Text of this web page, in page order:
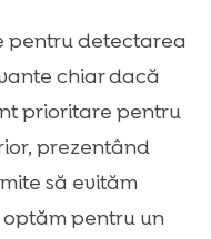
pentru detectarea
chiar dacă
prioritare pentru
prezentând
să evităm
pentru un